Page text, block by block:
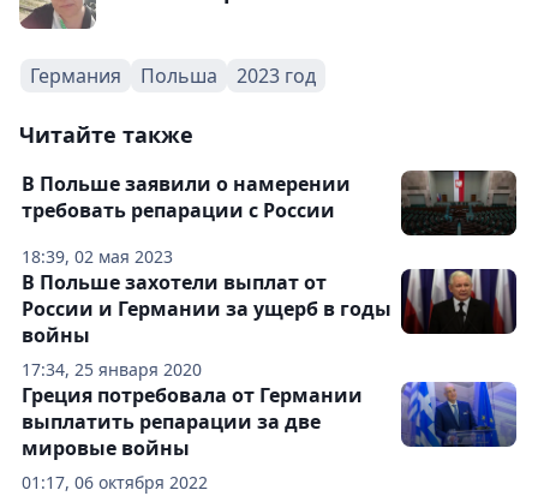
Германия Польша 2023 год
Читайте также
18:39, 02 мая 2023
В Польше заявили о намерении
требовать репарации с России
17:34, 25 января 2020
В Польше захотели выплат от
России и Германии за ущерб в годы
войны
01:17, 06 октября 2022
Греция потребовала от Германии
выплатить репарации за две
мировые войны